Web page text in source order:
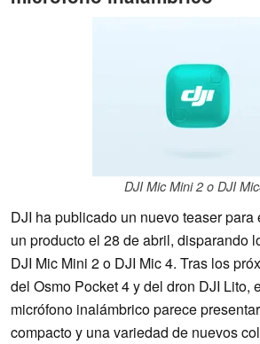
DJI Mic Mini 2 o DJI
DJI ha publicado un nuevo teaser
un producto el 28 de abril, disparando
DJI Mic Mini 2 o DJI Mic 4. Tras los
del Osmo Pocket 4 y del dron DJI Lito,
micrófono inalámbrico parece
compacto y una variedad de nuevos